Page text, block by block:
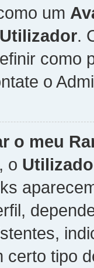
um
Utilizador.
como
o
o meu
o
certo tipo